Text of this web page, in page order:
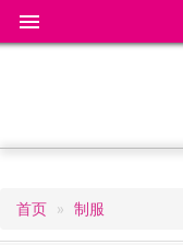
面
首页 制服